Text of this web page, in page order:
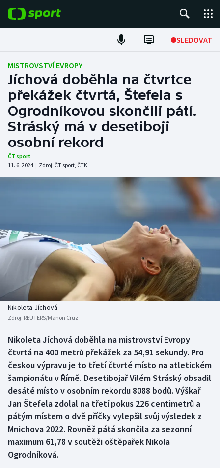
SLEDOVAT
Fotbal
Hokej
Tenis
Atletika
Cyklistika
DALŠÍ SPORTY
Basketbal
Biatlon
Boby a skeleton
Box
Curling
Dostihy
Florbal
Futsal
Golf
Historické návraty
Aplikace ČT sport
AZ kvíz
MISTROVSTVÍ EVROPY
Jíchová doběhla na čtvrtce
překážek čtvrtá, Štefela s
Ogrodníkovou skončili pátí.
Stráský má v desetiboji
osobní rekord
ČT sport
11. 6. 2024 | Zdroj: ČT sport, ČTK
Nikoleta Jíchová
Zdroj: REUTERS/Manon Cruz
Nikoleta Jíchová doběhla na mistrovství Evropy
čtvrtá na 400 metrů překážek za 54,91 sekundy. Pro
českou výpravu je to třetí čtvrté místo na atletickém
šampionátu v Římě. Desetibojař Vilém Stráský obsadil
desáté místo v osobním rekordu 8088 bodů. Výškař
Jan Štefela zdolal na třetí pokus 226 centimetrů a
pátým místem o dvě příčky vylepšil svůj výsledek z
Mnichova 2022. Rovněž pátá skončila za sezonní
maximum 61,78 v soutěži oštěpařek Nikola
Ogrodníková.